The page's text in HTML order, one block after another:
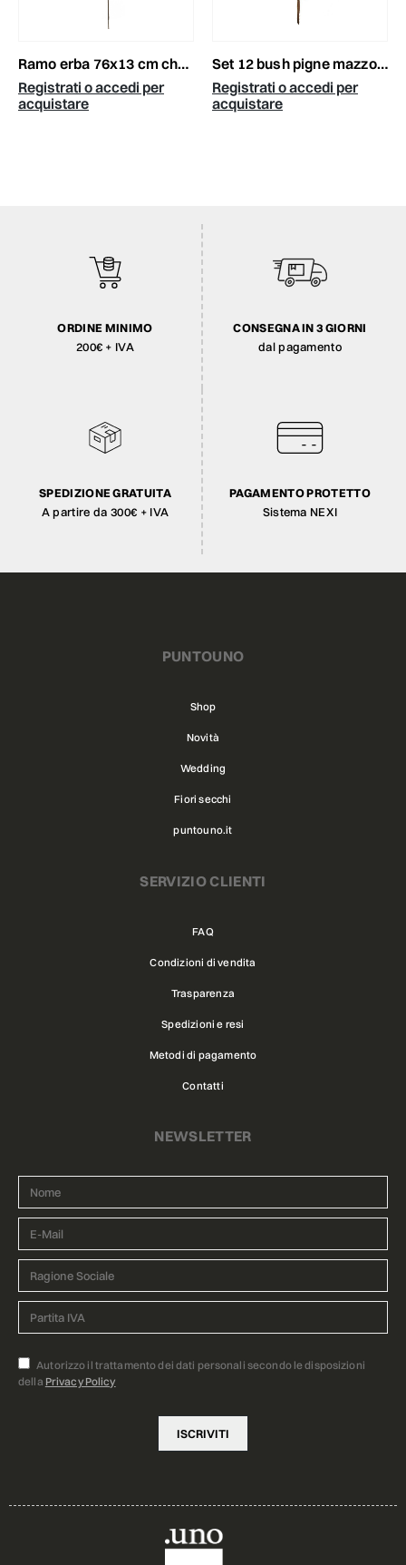
ramo erba 76x13 cm champagne
Registrati o accedi per
acquistare
set 12 bush pigne mazzo6pz. cm.13 naturale/bianco
Registrati o accedi per
acquistare
ORDINE MINIMO
200€ + IVA
CONSEGNA IN 3 GIORNI
dal pagamento
SPEDIZIONE GRATUITA
A partire da 300€ + IVA
PAGAMENTO PROTETTO
Sistema NEXI
PUNTOUNO
Shop
Novità
Wedding
Fiori secchi
puntouno.it
SERVIZIO CLIENTI
FAQ
Condizioni di vendita
Trasparenza
Spedizioni e resi
Metodi di pagamento
Contatti
NEWSLETTER
Autorizzo il trattamento dei dati personali secondo le disposizioni
della Privacy Policy